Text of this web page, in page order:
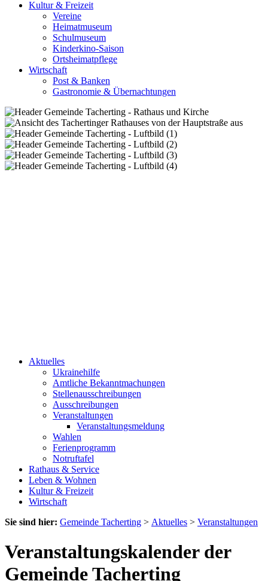
Kultur & Freizeit
Vereine
Heimatmuseum
Schulmuseum
Kinderkino-Saison
Ortsheimatpflege
Wirtschaft
Post & Banken
Gastronomie & Übernachtungen
Aktuelles
Ukrainehilfe
Amtliche Bekanntmachungen
Stellenausschreibungen
Ausschreibungen
Veranstaltungen
Veranstaltungsmeldung
Wahlen
Ferienprogramm
Notruftafel
Rathaus & Service
Leben & Wohnen
Kultur & Freizeit
Wirtschaft
Sie sind hier: Gemeinde Tacherting > Aktuelles > Veranstaltungen
Veranstaltungskalender der
Gemeinde Tacherting